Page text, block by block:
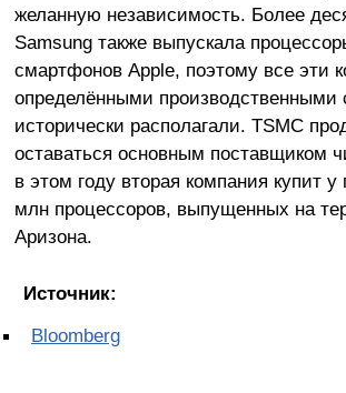
желанную независимость. Более
Samsung также выпускала
смартфонов Apple, поэтому все эти
определёнными производственными
исторически располагали. TSMC
оставаться основным поставщиком
в этом году вторая компания купит
млн процессоров, выпущенных на
Аризона.
Источник:
Bloomberg